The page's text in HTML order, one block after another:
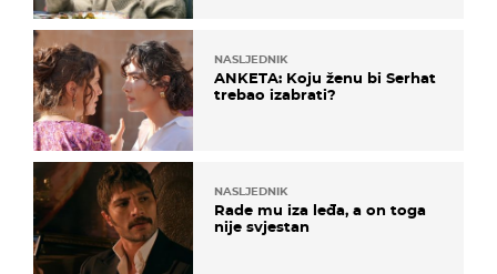
NASLJEDNIK
ANKETA: Koju ženu bi Serhat
trebao izabrati?
NASLJEDNIK
Rade mu iza leđa, a on toga
nije svjestan